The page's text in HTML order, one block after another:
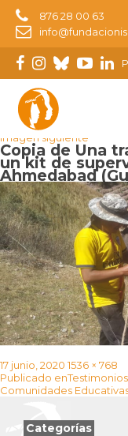
876 28 00 63
Imagen anterior
Imagen siguiente
Copia de Una
un kit de
Ahmedabad
Publicado
el
17 junio, 2020 Tamaño
completo
1536 × 768
Navegación
de
Publicado en
Comunidades
Categorías